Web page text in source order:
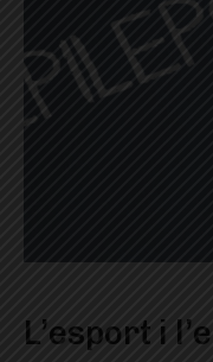
L’esport i